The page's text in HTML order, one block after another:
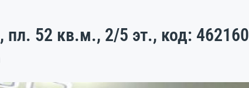
пл. 52 кв.м., 2/5 эт., код: 462160